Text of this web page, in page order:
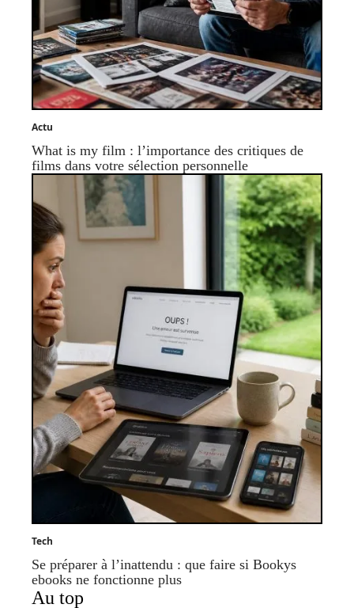
Actu
What is my film : l’importance des critiques de
films dans votre sélection personnelle
Tech
Se préparer à l’inattendu : que faire si Bookys
ebooks ne fonctionne plus
Au top